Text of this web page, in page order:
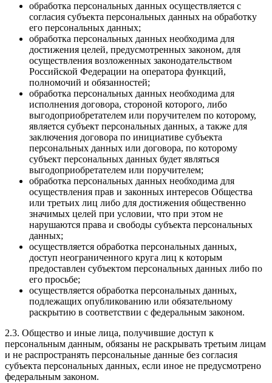
обработка персональных данных осуществляется с
согласия субъекта персональных данных на обработку
его персональных данных;
обработка персональных данных необходима для
достижения целей, предусмотренных законом, для
осуществления возложенных законодательством
Российской Федерации на оператора функций,
полномочий и обязанностей;
обработка персональных данных необходима для
исполнения договора, стороной которого, либо
выгодоприобретателем или поручителем по которому,
является субъект персональных данных, а также для
заключения договора по инициативе субъекта
персональных данных или договора, по которому
субъект персональных данных будет являться
выгодоприобретателем или поручителем;
обработка персональных данных необходима для
осуществления прав и законных интересов Общества
или третьих лиц либо для достижения общественно
значимых целей при условии, что при этом не
нарушаются права и свободы субъекта персональных
данных;
осуществляется обработка персональных данных,
доступ неограниченного круга лиц к которым
предоставлен субъектом персональных данных либо по
его просьбе;
осуществляется обработка персональных данных,
подлежащих опубликованию или обязательному
раскрытию в соответствии с федеральным законом.
2.3. Общество и иные лица, получившие доступ к
персональным данным, обязаны не раскрывать третьим лицам
и не распространять персональные данные без согласия
субъекта персональных данных, если иное не предусмотрено
федеральным законом.